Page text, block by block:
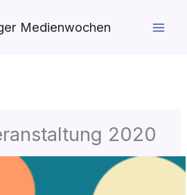
Medienwochen
2020